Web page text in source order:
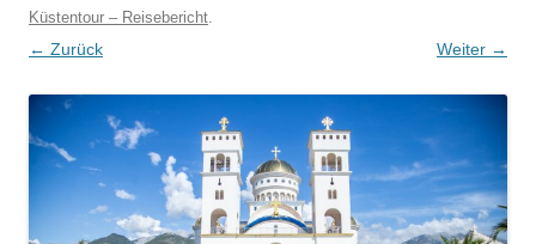
Küstentour – Reisebericht.
← Zurück Weiter →